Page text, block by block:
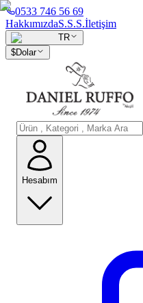
0533 746 56 69
HakkımızdaS.S.S.İletişim
TR
$Dolar
Hesabım